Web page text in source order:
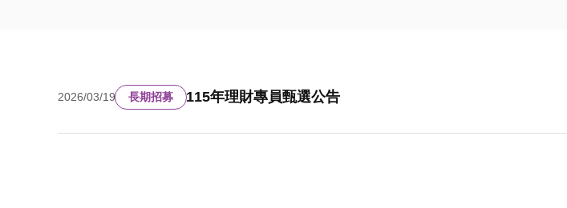
2026/03/19 長期招募 115年理財專員甄選公告